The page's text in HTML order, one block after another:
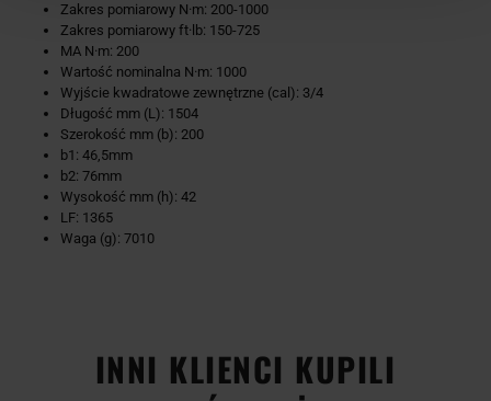
Zakres pomiarowy N·m: 200-1000
Zakres pomiarowy ft·lb: 150-725
MA N·m: 200
Wartość nominalna N·m: 1000
Wyjście kwadratowe zewnętrzne (cal): 3/4
Długość mm (L): 1504
Szerokość mm (b): 200
b1: 46,5mm
b2: 76mm
Wysokość mm (h): 42
LF: 1365
Waga (g): 7010
INNI KLIENCI KUPILI